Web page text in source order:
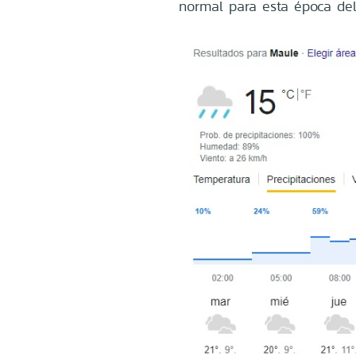
normal para esta época